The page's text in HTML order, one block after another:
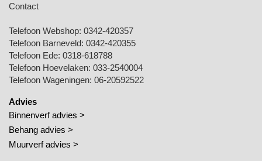
Contact
Telefoon Webshop: 0342-420357
Telefoon Barneveld: 0342-420355
Telefoon Ede: 0318-618788
Telefoon Hoevelaken: 033-2540004
Telefoon Wageningen: 06-20592522
Advies
Binnenverf advies >
Behang advies >
Muurverf advies >